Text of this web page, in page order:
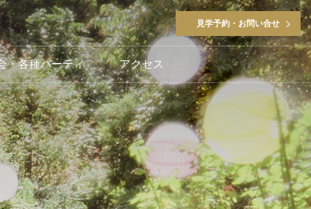
見学予約・お問い合せ
・各種パーティ アクセス